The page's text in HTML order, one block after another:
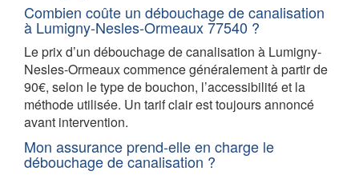
Combien coûte un débouchage de canalisation
à Lumigny-Nesles-Ormeaux 77540 ?
Le prix d’un débouchage de canalisation à Lumigny-
Nesles-Ormeaux commence généralement à partir de
90€, selon le type de bouchon, l’accessibilité et la
méthode utilisée. Un tarif clair est toujours annoncé
avant intervention.
Mon assurance prend-elle en charge le
débouchage de canalisation ?